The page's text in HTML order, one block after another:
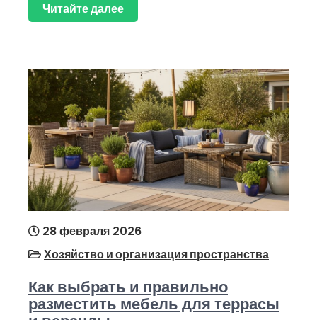
Читайте далее
28 февраля 2026
Хозяйство и организация пространства
Как выбрать и правильно
разместить мебель для террасы